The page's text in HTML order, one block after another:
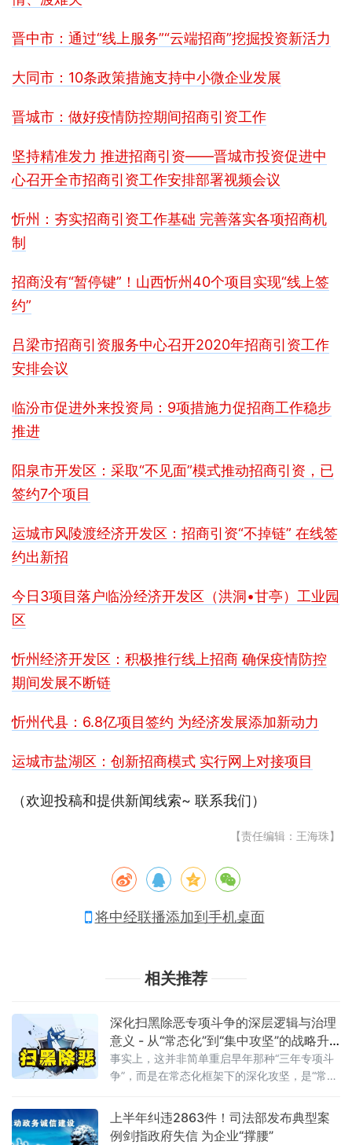
晋中市：通过“线上服务”“云端招商”挖掘投资新活力
大同市：10条政策措施支持中小微企业发展
晋城市：做好疫情防控期间招商引资工作
坚持精准发力 推进招商引资——晋城市投资促进中
心召开全市招商引资工作安排部署视频会议
忻州：夯实招商引资工作基础 完善落实各项招商机
制
招商没有“暂停键”！山西忻州40个项目实现“线上签
约”
吕梁市招商引资服务中心召开2020年招商引资工作
安排会议
临汾市促进外来投资局：9项措施力促招商工作稳步
推进
阳泉市开发区：采取“不见面”模式推动招商引资，已
签约7个项目
运城市风陵渡经济开发区：招商引资“不掉链” 在线签
约出新招
今日3项目落户临汾经济开发区（洪洞•甘亭）工业园
区
忻州经济开发区：积极推行线上招商 确保疫情防控
期间发展不断链
忻州代县：6.8亿项目签约 为经济发展添加新动力
运城市盐湖区：创新招商模式 实行网上对接项目
（欢迎投稿和提供新闻线索~ 联系我们）
【责任编辑：王海珠】
将中经联播添加到手机桌面
相关推荐
深化扫黑除恶专项斗争的深层逻辑与治理
意义 - 从“常态化”到“集中攻坚”的战略升
级
事实上，这并非简单重启早年那种“三年专项斗
争”，而是在常态化框架下的深化攻坚，是“常态
强调要严格依法办事、坚持实事求是，做到“是
黑恶一个不漏、不是黑恶一个不凑”
上半年纠违2863件！司法部发布典型案
例剑指政府失信 为企业“撑腰”